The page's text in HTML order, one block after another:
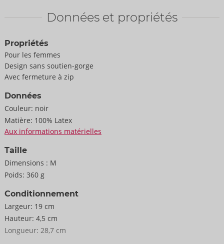
Données et propriétés
Propriétés
Pour les femmes
Design sans soutien-gorge
Avec fermeture à zip
Données
Couleur: noir
Matière: 100% Latex
Aux informations matérielles
Taille
Dimensions : M
Poids: 360 g
Conditionnement
Largeur: 19 cm
Hauteur: 4,5 cm
Longueur: 28,7 cm